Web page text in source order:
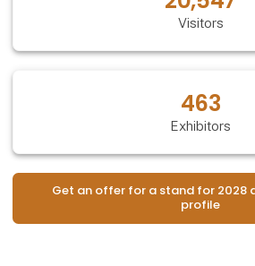
Visitors
463
Exhibitors
Get an offer for a stand for 2028
profile